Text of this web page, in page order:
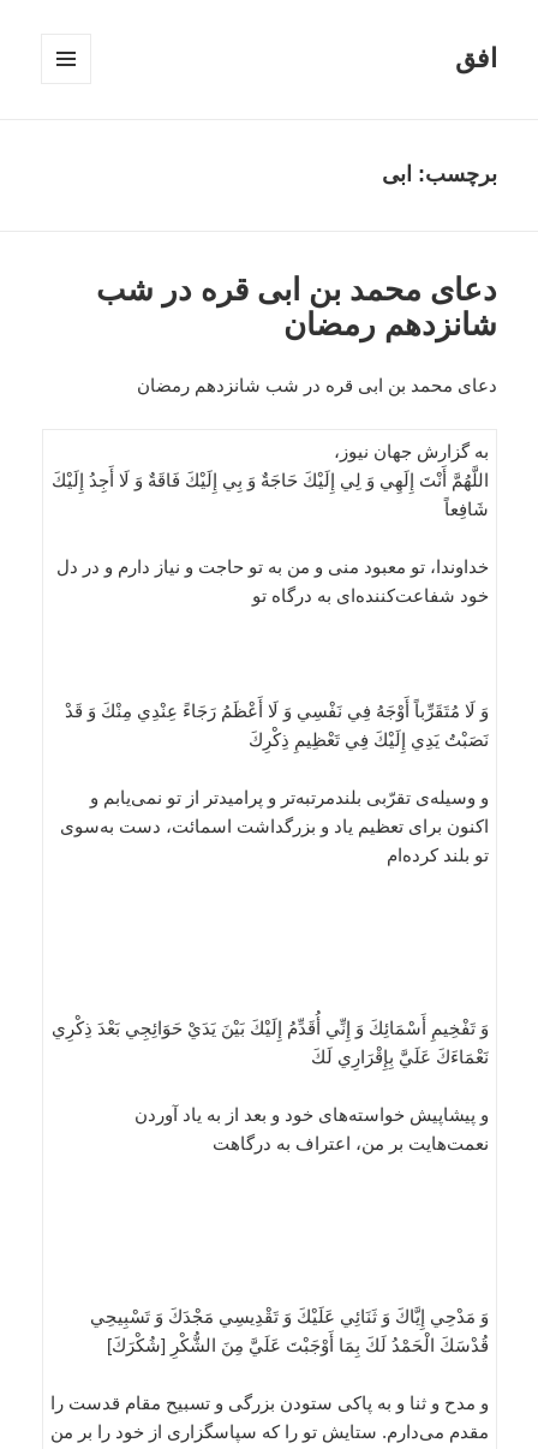
افق
برچسب: ابی
دعای محمد بن ابی قره در شب
شانزدهم رمضان
دعای محمد بن ابی قره در شب شانزدهم رمضان
به گزارش جهان نیوز،
اللَّهُمَّ أَنْتَ إِلَهِي وَ لِي إِلَيْكَ حَاجَةٌ وَ بِي إِلَيْكَ فَاقَةٌ وَ لَا أَجِدُ إِلَيْكَ
شَافِعاً
خداوندا، تو معبود منى و من به تو حاجت و نياز دارم و در دل
خود شفاعت‌كننده‌اى به درگاه تو
وَ لَا مُتَقَرِّباً أَوْجَهُ فِي نَفْسِي وَ لَا أَعْظَمُ رَجَاءً عِنْدِي مِنْكَ وَ قَدْ
نَصَبْتُ يَدِي إِلَيْكَ فِي تَعْظِيمِ ذِكْرِكَ
و وسيله‌ى تقرّبى بلندمرتبه‌تر و پراميدتر از تو نمى‌يابم و
اكنون براى تعظيم ياد و بزرگداشت اسمائت، دست به‌سوى
تو بلند كرده‌ام
وَ تَفْخِيمِ أَسْمَائِكَ وَ إِنِّي أُقَدِّمُ إِلَيْكَ بَيْنَ يَدَيْ حَوَائِجِي بَعْدَ ذِكْرِي
نَعْمَاءَكَ عَلَيَّ بِإِقْرَارِي لَكَ
و پيشاپيش خواسته‌هاى خود و بعد از به ياد آوردن
نعمت‌هايت بر من، اعتراف به درگاهت
وَ مَدْحِي إِيَّاكَ وَ ثَنَائِي عَلَيْكَ وَ تَقْدِيسِي مَجْدَكَ وَ تَسْبِيحِي
قُدْسَكَ الْحَمْدُ لَكَ بِمَا أَوْجَبْتَ عَلَيَّ مِنَ الشُّكْرِ [شُكْرَكَ‏]
و مدح و ثنا و به پاكى ستودن بزرگى و تسبيح مقام قدست را
مقدم مى‌دارم. ستايش تو را كه سپاسگزارى از خود را بر من